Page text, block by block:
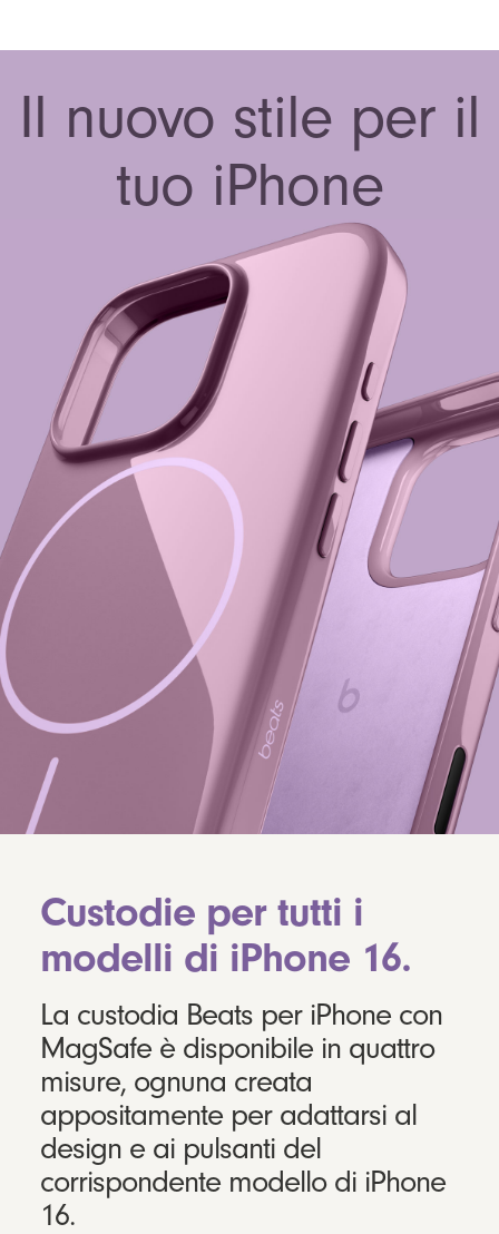
Il nuovo stile per il
tuo iPhone
Custodie per tutti i
modelli di iPhone 16.
La custodia Beats per iPhone con
MagSafe è disponibile in quattro
misure, ognuna creata
appositamente per adattarsi al
design e ai pulsanti del
corrispondente modello di iPhone
16.